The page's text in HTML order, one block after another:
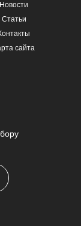
Новости
Статьи
сайта